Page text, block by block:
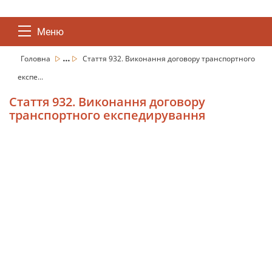
Меню
Головна ...
Стаття 932. Виконання договору транспортного
експе...
Стаття 932. Виконання договору
транспортного експедирування